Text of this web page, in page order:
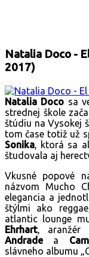
Natalia Doco -
2017)
Natalia Doco sa
strednej škole
štúdiu na Vysokej
tom čase totiž už
Sonika, ktorá sa
študovala aj
Vkusné popové
názvom Mucho
elegancia a
štýlmi ako
atlantic lounge
Ehrhart, aranžér
Andradea
slávneho albumu